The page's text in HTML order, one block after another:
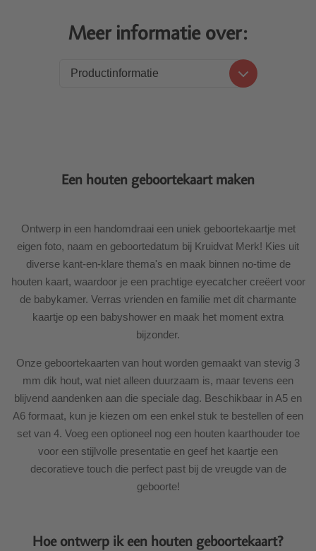
Meer informatie over:
Productinformatie
Een houten geboortekaart maken
Ontwerp in een handomdraai een uniek geboortekaartje met
eigen foto, naam en geboortedatum bij Kruidvat Merk! Kies uit
diverse kant-en-klare thema's en maak binnen no-time de
houten kaart, waardoor je een prachtige eyecatcher creëert voor
de babykamer. Verras vrienden en familie met dit charmante
kaartje op een babyshower en maak het moment extra
bijzonder.
Onze geboortekaarten van hout worden gemaakt van stevig 3
mm dik hout, wat niet alleen duurzaam is, maar tevens een
blijvend aandenken aan die speciale dag. Beschikbaar in A5 en
A6 formaat, kun je kiezen om een enkel stuk te bestellen of een
set van 4. Voeg een optioneel nog een houten kaarthouder toe
voor een stijlvolle presentatie en geef het kaartje een
decoratieve touch die perfect past bij de vreugde van de
geboorte!
Hoe ontwerp ik een houten geboortekaart?